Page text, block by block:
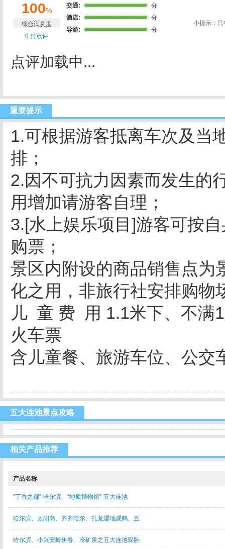
100%
综合满意度
0 封点评
交通:
分
酒店:
分
导游:
分
小提示：
点评加载中...
重要提示
1.可根据游客抵离车次及当
排；
2.因不可抗力因素而发生的
用增加请游客自理；
3.[水上娱乐项目]游客可按
购票；
景区内附设的商品销售点为
化之用，非旅行社安排购物
儿 童 费 用 1.1米下、不满
火车票
含儿童餐、旅游车位、公交
五大连池景点攻略
相关产品推荐
产品名称
“丁香之都”-哈尔滨、“地质博物馆”-五大连池
哈尔滨、太阳岛、齐齐哈尔、扎龙湿地观鹤、五
哈尔滨、小兴安岭伊春、冷矿泉之五大连池双卧